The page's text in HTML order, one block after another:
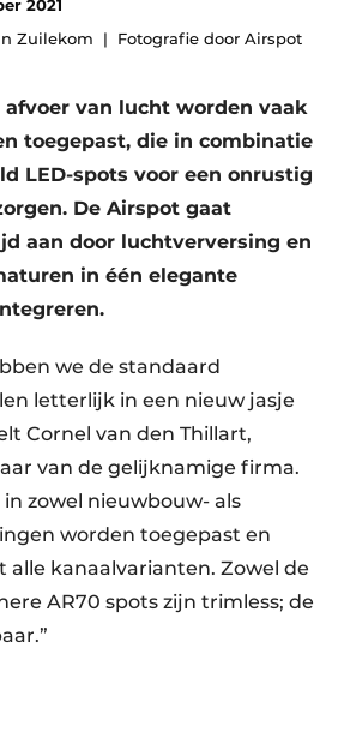
2021
Zuilekom
Fotografie door Airspot
afvoer van lucht worden vaak
toegepast, die in combinatie
LED-spots voor een onrustig
De Airspot gaat
aan door luchtverversing en
in één elegante
we de standaard
letterlijk in een nieuw jasje
Cornel van den Thillart,
van de gelijknamige firma.
zowel nieuwbouw- als
worden toegepast en
kanaalvarianten. Zowel de
AR70 spots zijn trimless; de